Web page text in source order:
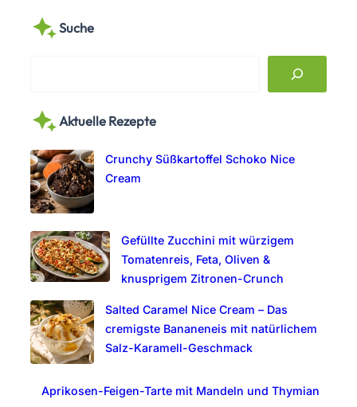
Suche
r
h
Aktuelle Rezepte
Crunchy Süßkartoffel Schoko Nice
Cream
Gefüllte Zucchini mit würzigem
Tomatenreis, Feta, Oliven &
knusprigem Zitronen-Crunch
Salted Caramel Nice Cream – Das
cremigste Bananeneis mit natürlichem
Salz-Karamell-Geschmack
Aprikosen-Feigen-Tarte mit Mandeln und Thymian